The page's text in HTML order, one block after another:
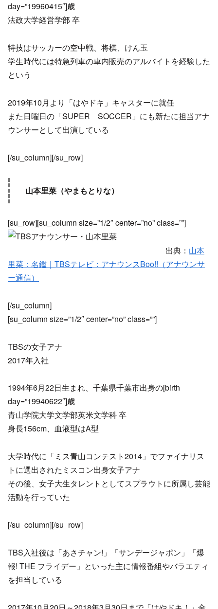
day=”19960415″]歳
法政大学経営学部 卒
特技はサッカーの空中戦、将棋、けん玉
学生時代には特急列車の車内販売のアルバイトを経験した
という
2019年10月より「はやドキ」キャスターに就任
また日曜日の「SUPER SOCCER」にも新たに担当アナ
ウンサーとして出演している
[/su_column][/su_row]
山本里菜（やまもとりな）
[su_row][su_column size=”1/2″ center=”no” class=””]
出典： 山本
里菜：名鑑｜TBSテレビ：アナウンスBoo!!（アナウンサ
ー通信）
[/su_column]
[su_column size=”1/2″ center=”no” class=””]
TBSの女子アナ
2017年入社
1994年6月22日生まれ、千葉県千葉市出身の[birth
day=”19940622″]歳
青山学院大学文学部英米文学科 卒
身長156cm、血液型はA型
大学時代に「ミス青山コンテスト2014」でファイナリス
トに選出されたミスコン出身女子アナ
その後、女子大生タレントとしてスプラウトに所属し芸能
活動を行っていた
[/su_column][/su_row]
TBS入社後は「あさチャン!」「サンデージャポン」「爆
報! THE フライデー」といった主に情報番組やバラエティ
を担当している